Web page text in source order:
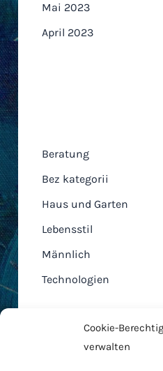
Cookie-
verwalten
Mai 2023
April 2023
Beratung
Bez kategorii
Haus und Garten
Lebensstil
Männlich
Technologien